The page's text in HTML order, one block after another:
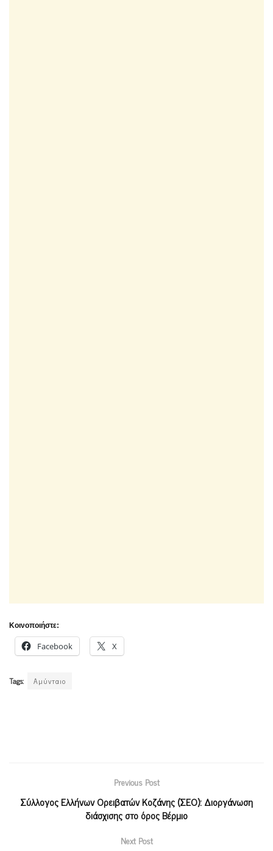
Κοινοποιήστε:
Facebook X
Tags: Αμύνταιο
Previous Post
Σύλλογος Ελλήνων Ορειβατών Κοζάνης (ΣΕΟ): Διοργάνωση
διάσχισης στο όρος Βέρμιο
Next Post